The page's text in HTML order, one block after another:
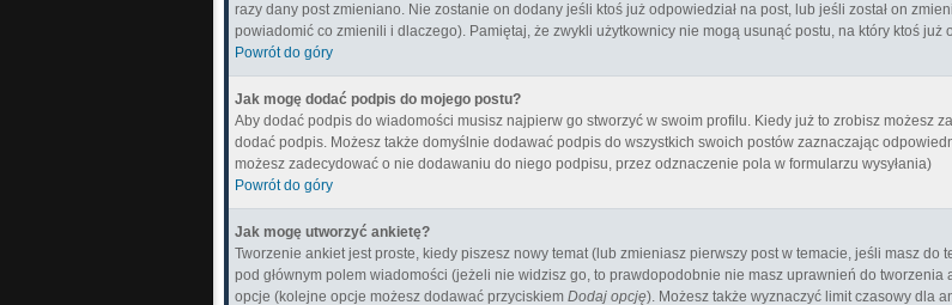
razy dany post zmieniano. Nie zostanie on dodany jeśli ktoś już odpowiedział na post, lub jeśli został on
powiadomić co zmienili i dlaczego). Pamiętaj, że zwykli użytkownicy nie mogą usunąć postu, na który ktoś już
Powrót do góry
Jak mogę dodać podpis do mojego postu?
Aby dodać podpis do wiadomości musisz najpierw go stworzyć w swoim profilu. Kiedy już to zrobisz możesz
dodać podpis. Możesz także domyślnie dodawać podpis do wszystkich swoich postów zaznaczając
możesz zadecydować o nie dodawaniu do niego podpisu, przez odznaczenie pola w formularzu wysyłania)
Powrót do góry
Jak mogę utworzyć ankietę?
Tworzenie ankiet jest proste, kiedy piszesz nowy temat (lub zmieniasz pierwszy post w temacie, jeśli masz
pod głównym polem wiadomości (jeżeli nie widzisz go, to prawdopodobnie nie masz uprawnień do tworzenia
opcje (kolejne opcje możesz dodawać przyciskiem Dodaj opcję). Możesz także wyznaczyć limit czasowy dla